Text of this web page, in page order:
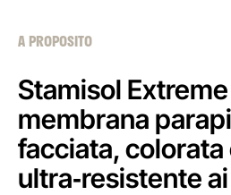
A PROPOSITO
Stamisol
membrana
facciata, colorata
ultra‑resistente